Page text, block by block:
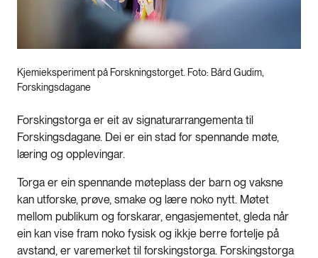
Kjemieksperiment på Forskningstorget. Foto: Bård Gudim,
Forskingsdagane
Forskingstorga er eit av signaturarrangementa til
Forskingsdagane. Dei er ein stad for spennande møte,
læring og opplevingar.
Torga er ein spennande møteplass der barn og vaksne
kan utforske, prøve, smake og lære noko nytt. Møtet
mellom publikum og forskarar, engasjementet, gleda når
ein kan vise fram noko fysisk og ikkje berre fortelje på
avstand, er varemerket til forskingstorga. Forskingstorga